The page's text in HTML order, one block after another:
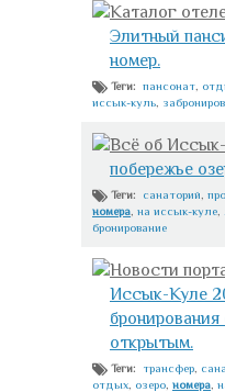
Каталог
Элитный
номер.
Теги: пансонат
иссык-куль
Всё об
побережье
Теги: санаторий
номера на иссык-куле
бронирование
Новости
Иссык-Куле
открытым.
Теги: трансфер
отдых озеро номера